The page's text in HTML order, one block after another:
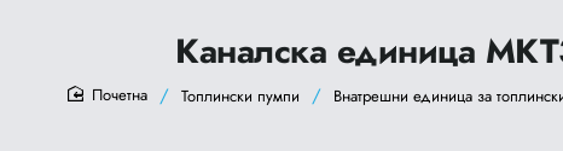
Каналска единица
Топлински пумпи Внатрешни единица за